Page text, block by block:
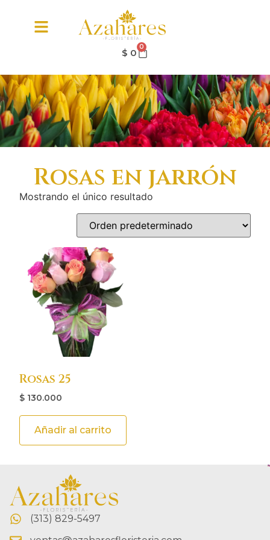
$ 0 0
Rosas en jarrón
Mostrando el único resultado
Rosas 25
$ 130.000
Añadir al carrito
(313) 829-5497